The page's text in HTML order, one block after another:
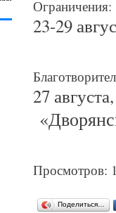
23-29
27
Просмотров:
Поделиться…